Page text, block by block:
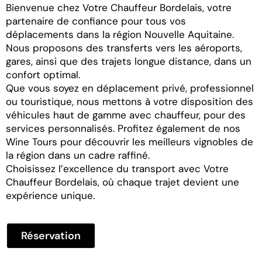
Bienvenue chez Votre Chauffeur Bordelais, votre
partenaire de confiance pour tous vos
déplacements dans la région Nouvelle Aquitaine.
Nous proposons des transferts vers les aéroports,
gares, ainsi que des trajets longue distance, dans un
confort optimal.
Que vous soyez en déplacement privé, professionnel
ou touristique, nous mettons à votre disposition des
véhicules haut de gamme avec chauffeur, pour des
services personnalisés. Profitez également de nos
Wine Tours pour découvrir les meilleurs vignobles de
la région dans un cadre raffiné.
Choisissez l’excellence du transport avec Votre
Chauffeur Bordelais, où chaque trajet devient une
expérience unique.
Réservation